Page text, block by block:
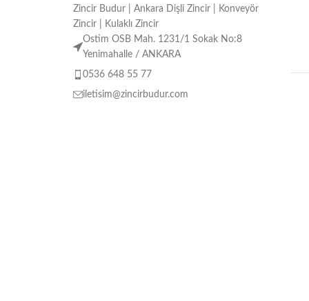
Zincir Budur | Ankara Dişli Zincir | Konveyör
Zincir | Kulaklı Zincir
Ostim OSB Mah. 1231/1 Sokak No:8
Yenimahalle / ANKARA
0536 648 55 77
iletisim@zincirbudur.com